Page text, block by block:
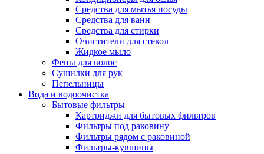
Средства для мытья посуды
Средства для ванн
Средства для стирки
Очистители для стекол
Жидкое мыло
Фены для волос
Сушилки для рук
Пепельницы
Вода и водоочистка
Бытовые фильтры
Картриджи для бытовых фильтров
Фильтры под раковину
Фильтры рядом с раковиной
Фильтры-кувшины